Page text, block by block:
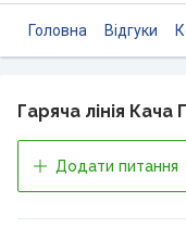
Головна Відгуки
Гаряча лінія Кача
Додати питання